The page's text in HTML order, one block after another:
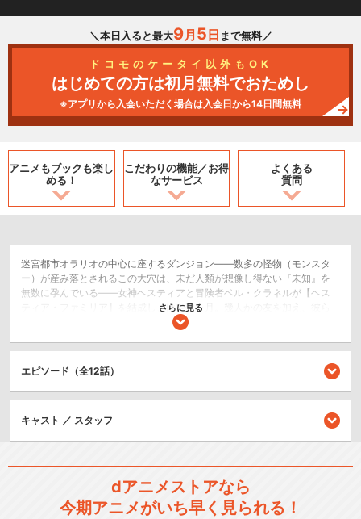
＼本日入ると最大9月 5 日 まで無料／
ドコモのケータイ以外もOK
はじめての方は初月無料でおためし
※アプリから入会いただく場合は入会日から14日間無料
アニメもブックも楽し
める！
こだわりの機能／お得
なサービス
よくある
質問
迷宮都市オラリオの中心に座するダンジョン――数多の怪物（モンスタ
ー）が産み落とされるこの大穴は、未だ人類が想像し得ない『未知』を
無数に孕んでいる――女神ヘスティアと冒険者ベル・クラネルが【ヘス
ティア・ファミリア】を結成し、はや数ヶ月。幾人かの友を加え、彼ら
のファミリアは急速に成長の途を辿り、都市の注目を集めていた。突如
呼ばれる言葉を解する怪物（モンスター）だった――『未知』は混乱を
誘（いざな）い、常識をも破壊し苦悩と葛藤を喚び起こす――その先に
ある『可能性』を覆い隠してしまうほどに……これは『未知』という暴風
に抗い続ける――少年が歩み、女神が記す【眷族の物語（ファミリア・
シリーズ／関連のアニメ作品
さらに見る
エピソード（全12話）
キャスト ／ スタッフ
dアニメストアなら
今期アニメがいち早く見られる！